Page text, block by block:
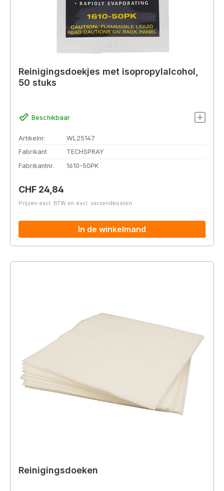
Reinigingsdoekjes met isopropylalcohol,
50 stuks
Beschikbaar
Artikelnr.
WL25147
Fabrikant
TECHSPRAY
Fabrikantnr.
1610-50PK
Normale prijs:
CHF 24,84
Prijzen excl. BTW en excl. verzendkosten
In de winkelmand
Reinigingsdoeken